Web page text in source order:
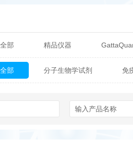
全部 精品仪器
Glycon Biochem Sterlitech
全部 分子生物学试剂 免